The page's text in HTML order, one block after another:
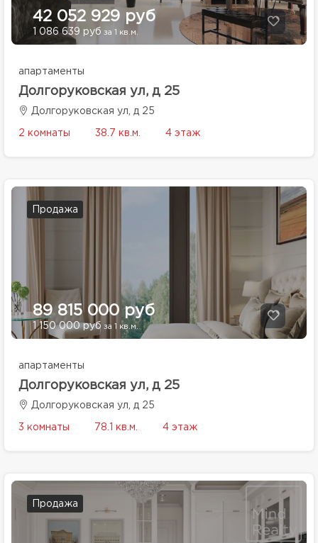
42 052 929 руб
1 086 639 руб за 1 кв.м.
апартаменты
Долгоруковская ул, д 25
Долгоруковская ул, д 25
2 комнаты 38.7 кв.м. 4 этаж
Продажа
89 815 000 руб
1 150 000 руб за 1 кв.м.
апартаменты
Долгоруковская ул, д 25
Долгоруковская ул, д 25
3 комнаты 78.1 кв.м. 4 этаж
Продажа